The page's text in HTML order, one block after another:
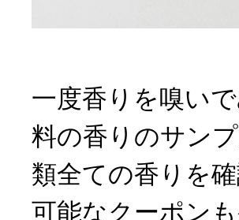
一度香りを嗅い
料の香りのサン
類全ての香りを
可能なクーポン